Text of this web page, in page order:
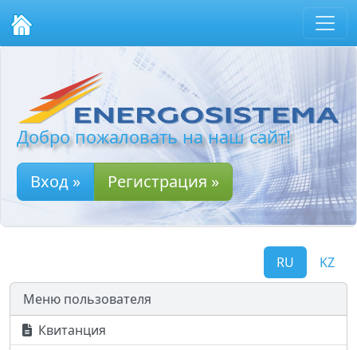
Добро пожаловать на наш сайт!
Вход » Регистрация »
RU KZ
Меню пользователя
Квитанция